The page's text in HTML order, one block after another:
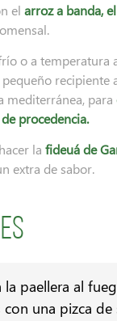
el arroz a banda,
o a temperatura
recipiente
mediterránea, para
procedencia.
la fideuá de
extra de sabor.
la paellera al
una pizca de